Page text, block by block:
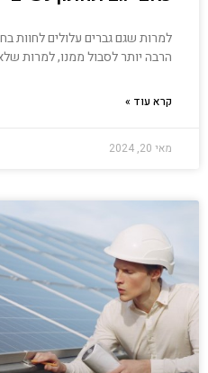
למרות שגם גברים עלולים לחוות
הרבה יותר לסבול ממנו, למרות
קרא עוד »
מאי 20, 2024